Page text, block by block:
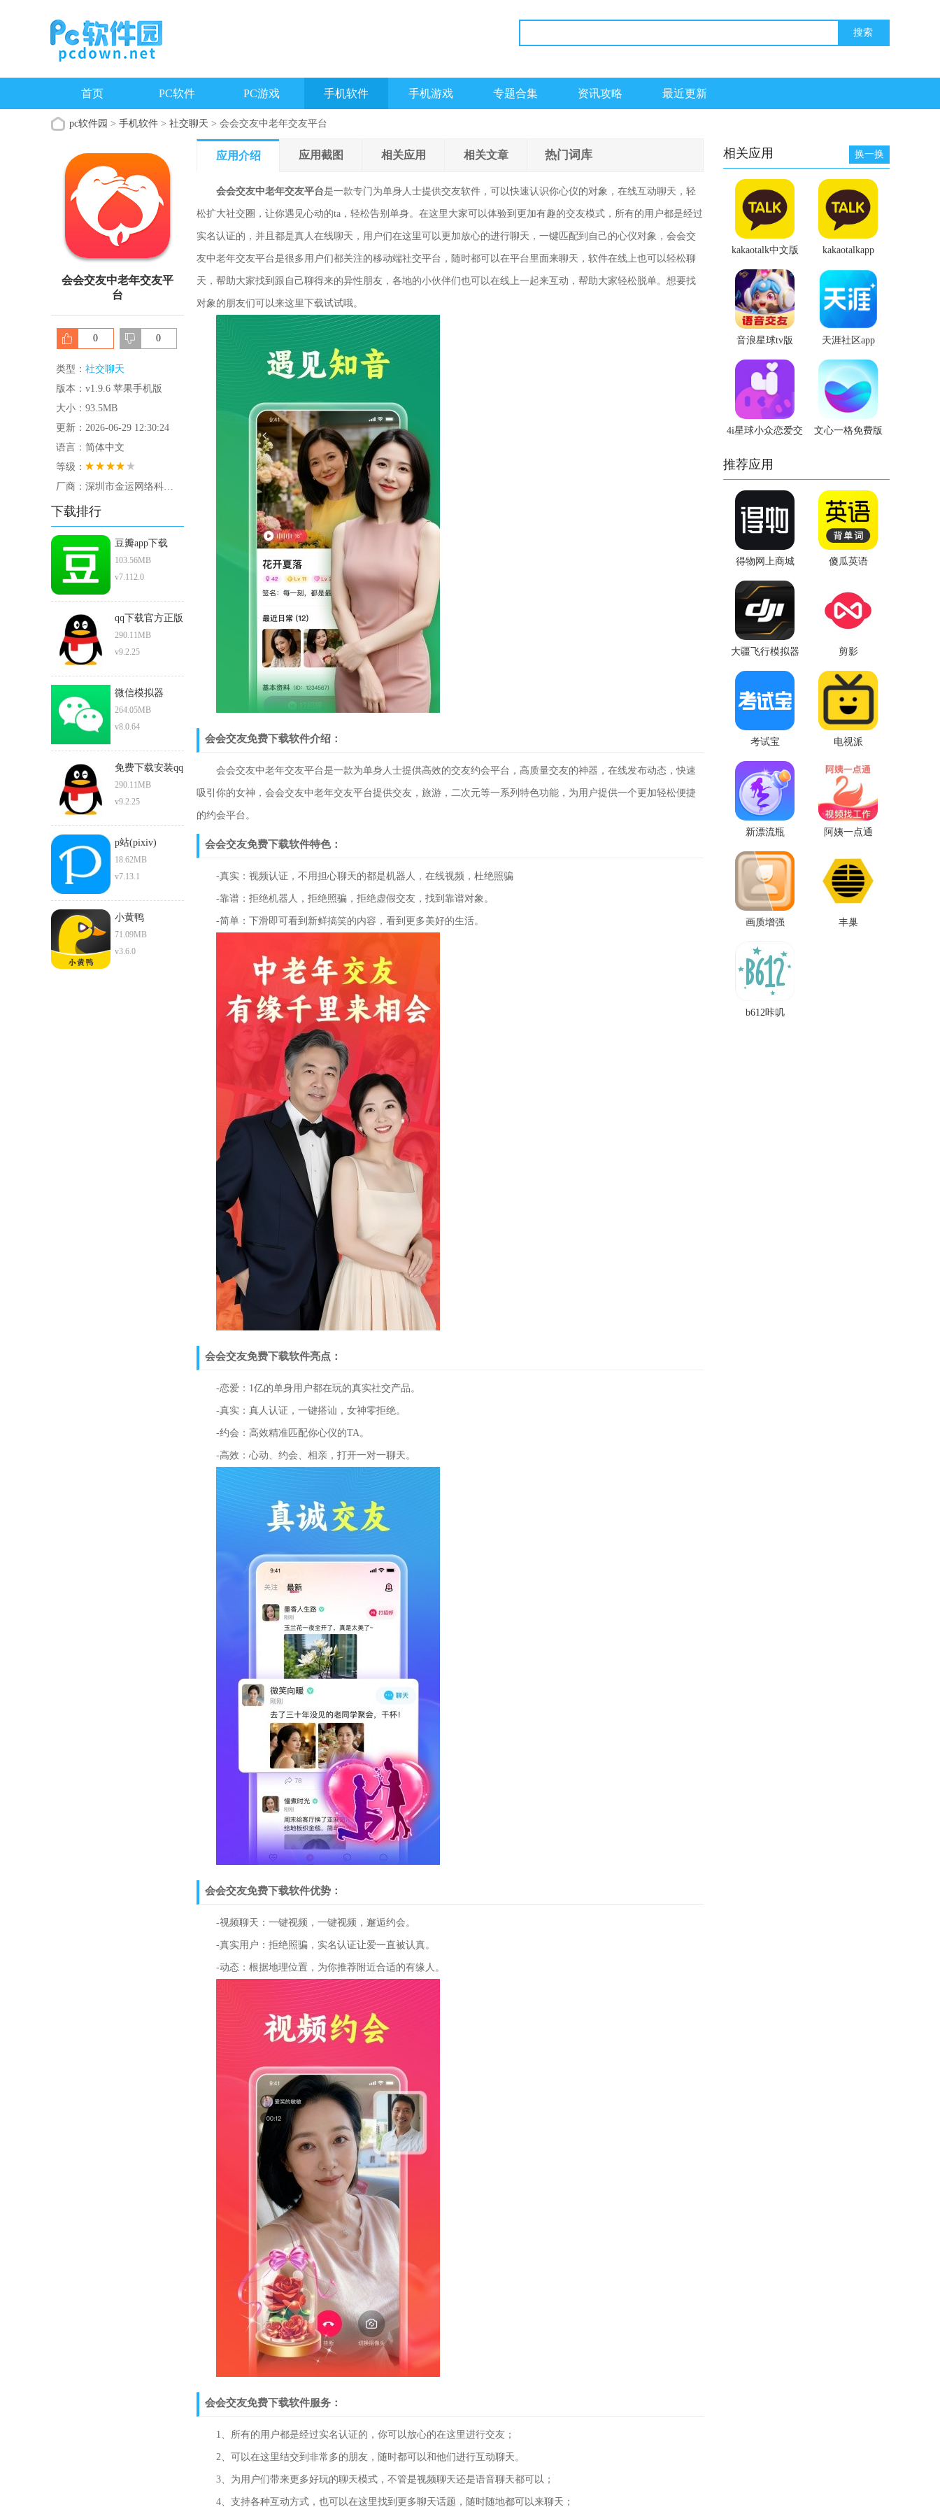
首页 PC软件 PC游戏 手机软件 手机游戏 专题合集 资讯攻略 最近更新
pc软件园 > 手机软件 > 社交聊天 > 会会交友中老年交友平台
会会交友中老年交友平
台
0 0
类型： 社交聊天
版本：v1.9.6 苹果手机版
大小：93.5MB
更新：2026-06-29 12:30:24
语言：简体中文
等级：
厂商：深圳市金运网络科技有限公司
下载排行
豆瓣app下载
103.56MB
v7.112.0
qq下载官方正版
290.11MB
v9.2.25
微信模拟器
264.05MB
v8.0.64
免费下载安装qq
290.11MB
v9.2.25
p站(pixiv)
18.62MB
v7.13.1
小黄鸭
71.09MB
v3.6.0
应用介绍 应用截图 相关应用 相关文章 热门词库
会会交友中老年交友平台是一款专门为单身人士提供交友软件，可以快速认识你心仪的对象，在线互动聊天，轻
松扩大社交圈，让你遇见心动的ta，轻松告别单身。在这里大家可以体验到更加有趣的交友模式，所有的用户都是经过
实名认证的，并且都是真人在线聊天，用户们在这里可以更加放心的进行聊天，一键匹配到自己的心仪对象，会会交
友中老年交友平台是很多用户们都关注的移动端社交平台，随时都可以在平台里面来聊天，软件在线上也可以轻松聊
天，帮助大家找到跟自己聊得来的异性朋友，各地的小伙伴们也可以在线上一起来互动，帮助大家轻松脱单。想要找
对象的朋友们可以来这里下载试试哦。
会会交友免费下载软件介绍：
会会交友中老年交友平台是一款为单身人士提供高效的交友约会平台，高质量交友的神器，在线发布动态，快速
吸引你的女神，会会交友中老年交友平台提供交友，旅游，二次元等一系列特色功能，为用户提供一个更加轻松便捷
的约会平台。
会会交友免费下载软件特色：
-真实：视频认证，不用担心聊天的都是机器人，在线视频，杜绝照骗
-靠谱：拒绝机器人，拒绝照骗，拒绝虚假交友，找到靠谱对象。
-简单：下滑即可看到新鲜搞笑的内容，看到更多美好的生活。
会会交友免费下载软件亮点：
-恋爱：1亿的单身用户都在玩的真实社交产品。
-真实：真人认证，一键搭讪，女神零拒绝。
-约会：高效精准匹配你心仪的TA。
-高效：心动、约会、相亲，打开一对一聊天。
会会交友免费下载软件优势：
-视频聊天：一键视频，一键视频，邂逅约会。
-真实用户：拒绝照骗，实名认证让爱一直被认真。
-动态：根据地理位置，为你推荐附近合适的有缘人。
会会交友免费下载软件服务：
1、所有的用户都是经过实名认证的，你可以放心的在这里进行交友；
2、可以在这里结交到非常多的朋友，随时都可以和他们进行互动聊天。
3、为用户们带来更多好玩的聊天模式，不管是视频聊天还是语音聊天都可以；
4、支持各种互动方式，也可以在这里找到更多聊天话题，随时随地都可以来聊天；
相关应用 换一换
kakaotalk中文版 kakaotalkapp
音浪星球tv版 天涯社区app
4i星球小众恋爱交
文心一格免费版
推荐应用
得物网上商城 傻瓜英语
大疆飞行模拟器 剪影
考试宝 电视派
新漂流瓶 阿姨一点通
画质增强 丰巢
b612咔叽